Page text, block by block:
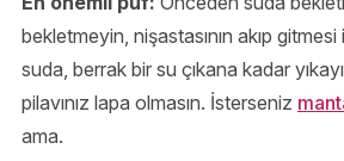
bekletmeyin, nişastasının akıp
suda, berrak bir su çıkana kadar
pilavınız lapa olmasın. İsterseniz
ama.